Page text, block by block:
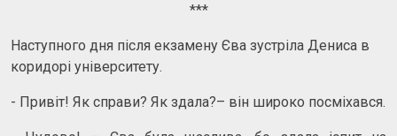
***
Наступного дня після екзамену Єва зустріла Дениса в
коридорі університету.
- Привіт! Як справи? Як здала?– він широко посміхався.